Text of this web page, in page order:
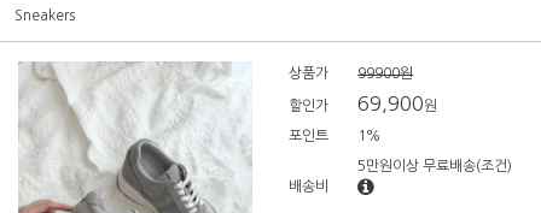
Sneakers
상품가 99900원
할인가 69,900원
포인트 1%
배송비
5만원이상 무료배송(조건)